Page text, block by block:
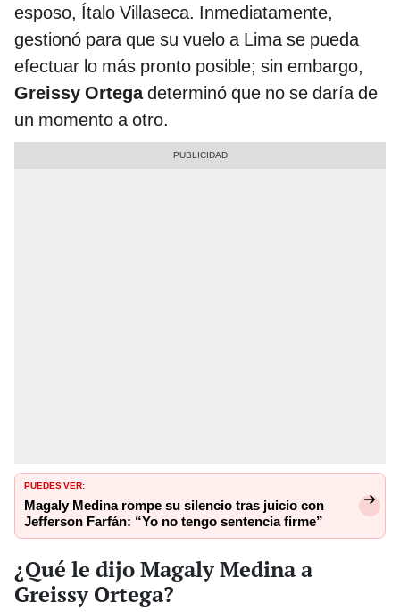
esposo, Ítalo Villaseca. Inmediatamente,
gestionó para que su vuelo a Lima se pueda
efectuar lo más pronto posible; sin embargo,
Greissy Ortegadeterminó que no se daría de
un momento a otro.
PUEDES VER:
Magaly Medina rompe su silencio tras juicio con
Jefferson Farfán: “Yo no tengo sentencia firme”
¿Qué le dijo Magaly Medina a
Greissy Ortega?